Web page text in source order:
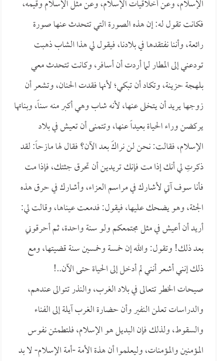
الإسلام، وعن أخلاقيات الإسلام، وعن مثل الإسلام وقيمه،
فكانت تقول له: إن هذه الصورة التي تتحدث عنها صورة
رائعة، وأننا نفتقدها في بلادنا، فيقول لي هذا الشاب ذهبت
تودعني إلى المطار لما أردت أن أسافر، وكانت تتحدث معي
بلهجة حزينة، وتكاد أن تبكي؛ لأنها فقدت الحنان، وتشعر أن
زوجها يريد أن يتخلى عنها، لأنه شاب وهي أكبر منه سناً، وبناتها
يركضن وراء الحياة بعيداً عنها، وتتمنى أن تعيش في بلاد
الإسلام، فقالت: نحن لن نراكَ بعد الآن؟ فقال لها مازحاً: لقد
ذكرتِ لي أنك إذا مت فإنك تريدين أن تحرق جثتك، فإذا مت
فأنا سوف آتي لأشارك في مراسم العزاء، وأشارك في حرق هذه
الجثة، وهو يضحك عليها، فيقول: فدمعت عيناها، وقالت لي:
أريد أن أعيش في مثل مجتمعكم ولو سنة واحدة، ثم أحرقوني
بعد ذلك! وتقول: والله إن خمسة وخمسين سنة قضيتها، ومع
ذلك إنني أشعر أنني لم أدخل إلى الحياة حتى الآن..!
صيحات الخطر تتعالى في بلاد الغرب، والنذر تتوالى عندهم،
والدراسات تعلن النفير وأن حضارة الغرب آيلة إلى الفناء
والسقوط، ولذلك فإن البديل هو الإسلام، فلتطمئن نفوس
المؤمنين والمؤمنات، وليعلموا أن هذة الأمة -أمة الإسلام- لا بد